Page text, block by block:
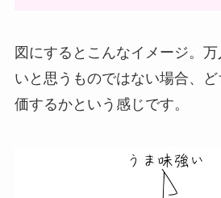
図にするとこんなイメージ。
いと思うものではない場合、
価するかという感じです。